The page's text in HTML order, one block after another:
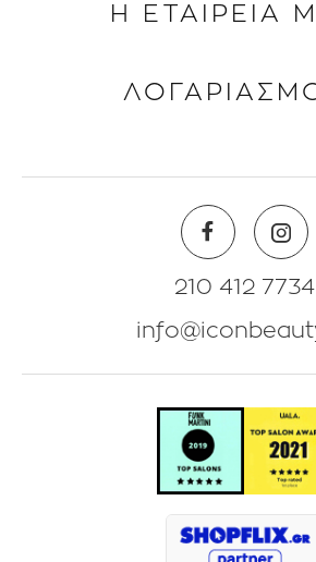
Τρόποι
Όροι &
Η ΕΤΑΙΡΕΙΑ
Επικοινωνία
Beauty Corner
Θέσεις Eργασίας
Λίστα
Πολιτική
210 412 7734